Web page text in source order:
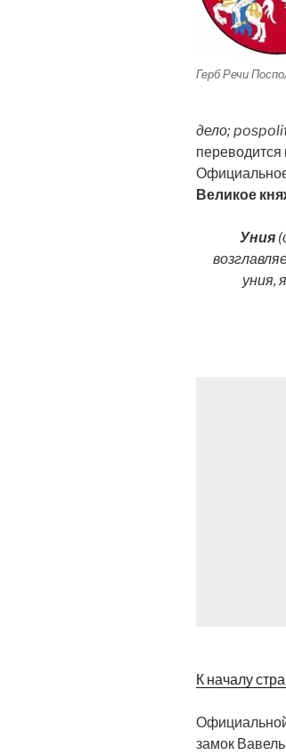
Герб Речи
дело;
переводится
Официальное
Великое
Уния
уния,
К началу
замок